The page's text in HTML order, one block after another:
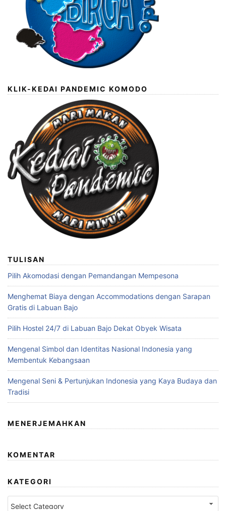
KLIK-KEDAI PANDEMIC KOMODO
TULISAN
Pilih Akomodasi dengan Pemandangan Mempesona
Menghemat Biaya dengan Accommodations dengan Sarapan
Gratis di Labuan Bajo
Pilih Hostel 24/7 di Labuan Bajo Dekat Obyek Wisata
Mengenal Simbol dan Identitas Nasional Indonesia yang
Membentuk Kebangsaan
Mengenal Seni & Pertunjukan Indonesia yang Kaya Budaya dan
Tradisi
MENERJEMAHKAN
KOMENTAR
KATEGORI
Kategori